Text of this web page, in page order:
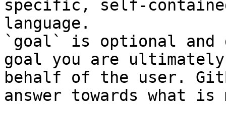
specific, self-
language.
`goal` is optional and
goal you are
behalf of the user.
answer towards what